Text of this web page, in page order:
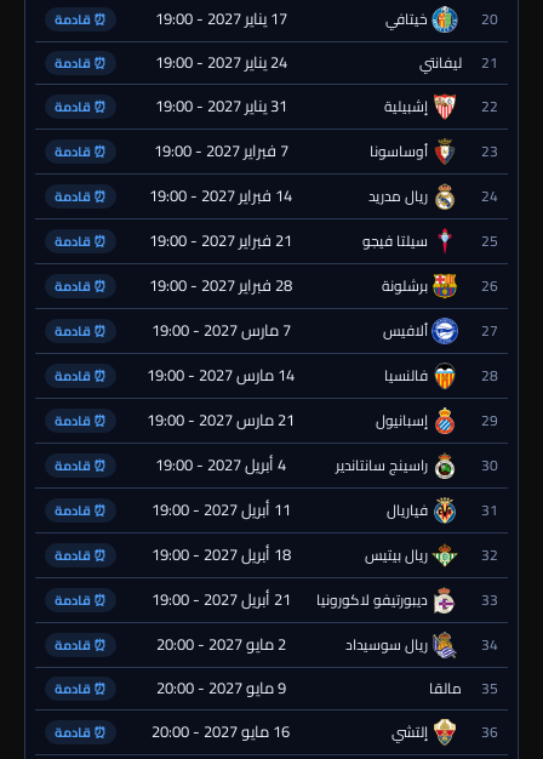
20 خيتافي 17 يناير 2027 - 19:00 ⏰ قادمة
21 ليفانتي 24 يناير 2027 - 19:00 ⏰ قادمة
22 إشبيلية 31 يناير 2027 - 19:00 ⏰ قادمة
23 أوساسونا 7 فبراير 2027 - 19:00 ⏰ قادمة
24 ريال مدريد 14 فبراير 2027 - 19:00 ⏰ قادمة
25 سيلتا فيجو 21 فبراير 2027 - 19:00 ⏰ قادمة
26 برشلونة 28 فبراير 2027 - 19:00 ⏰ قادمة
27 ألافيس 7 مارس 2027 - 19:00 ⏰ قادمة
28 فالنسيا 14 مارس 2027 - 19:00 ⏰ قادمة
29 إسبانيول 21 مارس 2027 - 19:00 ⏰ قادمة
30 راسينج سانتاندير 4 أبريل 2027 - 19:00 ⏰ قادمة
31 فياريال 11 أبريل 2027 - 19:00 ⏰ قادمة
32 ريال بيتيس 18 أبريل 2027 - 19:00 ⏰ قادمة
33 ديبورتيفو لاكورونيا 21 أبريل 2027 - 19:00 ⏰ قادمة
34 ريال سوسيداد 2 مايو 2027 - 20:00 ⏰ قادمة
35 مالقا 9 مايو 2027 - 20:00 ⏰ قادمة
36 إلتشي 16 مايو 2027 - 20:00 ⏰ قادمة